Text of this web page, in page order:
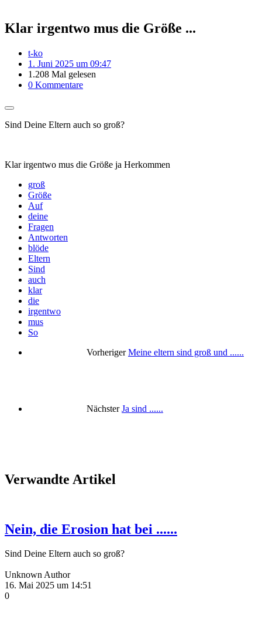
Klar irgentwo mus die Größe ...
t-ko
1. Juni 2025 um 09:47
1.208 Mal gelesen
0 Kommentare
Sind Deine Eltern auch so groß?
Klar irgentwo mus die Größe ja Herkommen
groß
Größe
Auf
deine
Fragen
Antworten
blöde
Eltern
Sind
auch
klar
die
irgentwo
mus
So
Vorheriger Meine eltern sind groß und ......
Nächster Ja sind ......
Verwandte Artikel
Nein, die Erosion hat bei ......
Sind Deine Eltern auch so groß?
Unknown Author
16. Mai 2025 um 14:51
0